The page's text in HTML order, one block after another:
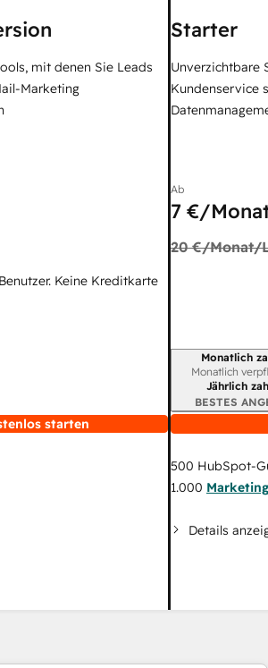
mit denen Sie Leads
Marketing
Keine Kreditkarte
starten
Starter
Unverzichtbare
Kundenservice
Ab
7 €/
20 €/Monat/
Monatlich
Monatlich
Jährlich
BESTES
500 HubSpot-
1.000
Details